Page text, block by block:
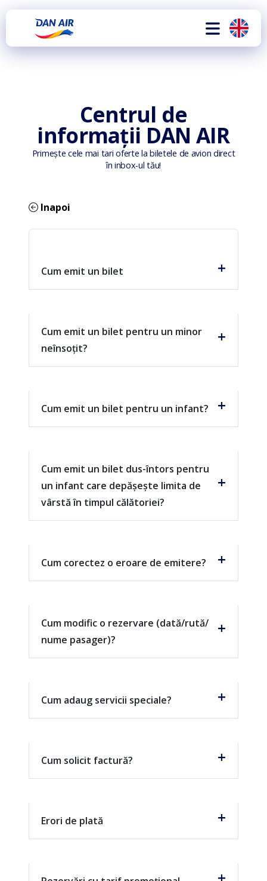
Centrul de
informații DAN AIR
Primește cele mai tari oferte la biletele de avion direct
în inbox-ul tău!
Inapoi
Cum emit un bilet
Cum emit un bilet pentru un minor
neînsoțit?
Cum emit un bilet pentru un infant?
Cum emit un bilet dus-întors pentru
un infant care depășește limita de
vârstă în timpul călătoriei?
Cum corectez o eroare de emitere?
Cum modific o rezervare (dată/rută/
nume pasager)?
Cum adaug servicii speciale?
Cum solicit factură?
Erori de plată